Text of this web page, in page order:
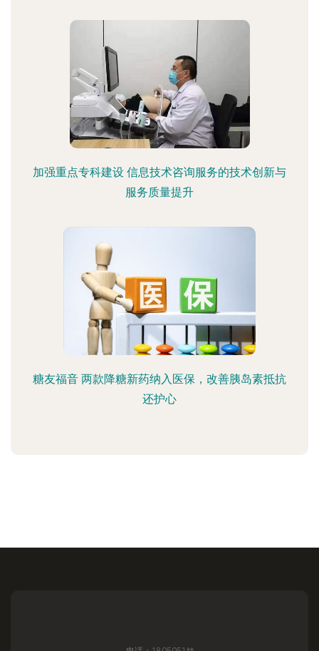
加强重点专科建设 信息技术咨询服务的技术创新与
服务质量提升
糖友福音 两款降糖新药纳入医保，改善胰岛素抵抗
还护心